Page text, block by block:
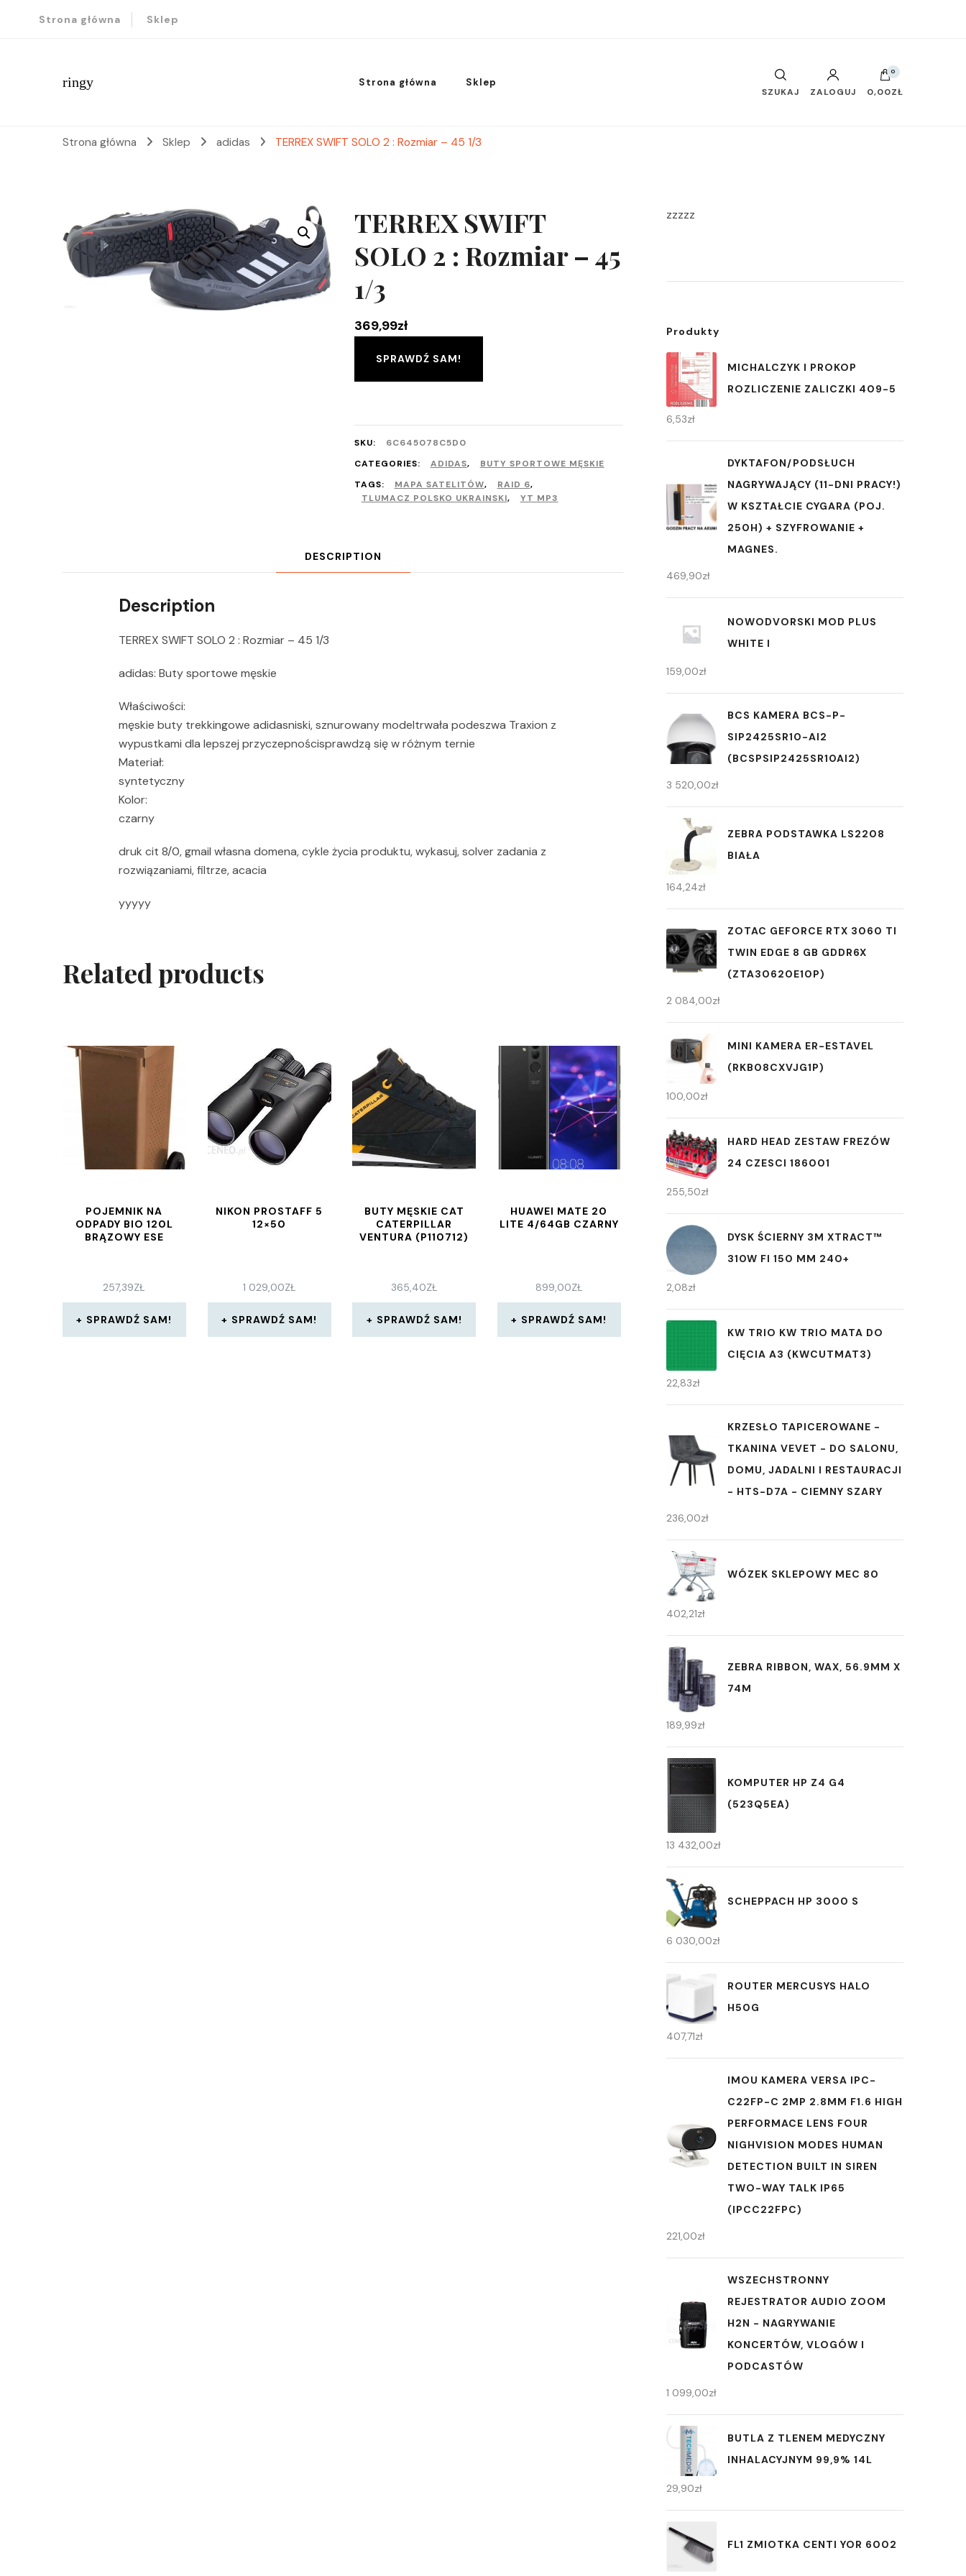
Strona główna Sklep
ringy Strona główna Sklep
SZUKAJ ZALOGUJ
0
0,00ZŁ
Strona główna Sklep adidas TERREX SWIFT SOLO 2 : Rozmiar – 45 1/3
TERREX SWIFT
SOLO 2 : Rozmiar – 45
1/3
369,99zł
SPRAWDŹ SAM!
SKU:
6C645078C5D0
CATEGORIES:
ADIDAS,
BUTY SPORTOWE MĘSKIE
TAGS:
MAPA SATELITÓW, RAID 6,
TLUMACZ POLSKO UKRAINSKI, YT MP3
DESCRIPTION
Description
TERREX SWIFT SOLO 2 : Rozmiar – 45 1/3
adidas: Buty sportowe męskie
Właściwości:
męskie buty trekkingowe adidasniski, sznurowany modeltrwała podeszwa Traxion z
wypustkami dla lepszej przyczepnościsprawdzą się w różnym ternie
Materiał:
syntetyczny
Kolor:
czarny
druk cit 8/0, gmail własna domena, cykle życia produktu, wykasuj, solver zadania z
rozwiązaniami, filtrze, acacia
yyyyy
Related products
POJEMNIK NA
ODPADY BIO 120L
BRĄZOWY ESE
257,39ZŁ
SPRAWDŹ SAM!
NIKON PROSTAFF 5
12×50
1 029,00ZŁ
SPRAWDŹ SAM!
BUTY MĘSKIE CAT
CATERPILLAR
VENTURA (P110712)
365,40ZŁ
SPRAWDŹ SAM!
HUAWEI MATE 20
LITE 4/64GB CZARNY
899,00ZŁ
SPRAWDŹ SAM!
zzzzz
Produkty
MICHALCZYK I PROKOP
ROZLICZENIE ZALICZKI 409-5
6,53zł
DYKTAFON/PODSŁUCH
NAGRYWAJĄCY (11-DNI PRACY!)
W KSZTAŁCIE CYGARA (POJ.
250H) + SZYFROWANIE +
MAGNES.
469,90zł
NOWODVORSKI MOD PLUS
WHITE I
159,00zł
BCS KAMERA BCS-P-
SIP2425SR10-AI2
(BCSPSIP2425SR10AI2)
3 520,00zł
ZEBRA PODSTAWKA LS2208
BIAŁA
164,24zł
ZOTAC GEFORCE RTX 3060 TI
TWIN EDGE 8 GB GDDR6X
(ZTA30620E10P)
2 084,00zł
MINI KAMERA ER-ESTAVEL
(RKB08CXVJG1P)
100,00zł
HARD HEAD ZESTAW FREZÓW
24 CZESCI 186001
255,50zł
DYSK ŚCIERNY 3M XTRACT™
310W FI 150 MM 240+
2,08zł
KW TRIO KW TRIO MATA DO
CIĘCIA A3 (KWCUTMAT3)
22,83zł
KRZESŁO TAPICEROWANE -
TKANINA VEVET - DO SALONU,
DOMU, JADALNI I RESTAURACJI
- HTS-D7A - CIEMNY SZARY
236,00zł
WÓZEK SKLEPOWY MEC 80
402,21zł
ZEBRA RIBBON, WAX, 56.9MM X
74M
189,99zł
KOMPUTER HP Z4 G4
(523Q5EA)
13 432,00zł
SCHEPPACH HP 3000 S
6 030,00zł
ROUTER MERCUSYS HALO
H50G
407,71zł
IMOU KAMERA VERSA IPC-
C22FP-C 2MP 2.8MM F1.6 HIGH
PERFORMACE LENS FOUR
NIGHVISION MODES HUMAN
DETECTION BUILT IN SIREN
TWO-WAY TALK IP65
(IPCC22FPC)
221,00zł
WSZECHSTRONNY
REJESTRATOR AUDIO ZOOM
H2N - NAGRYWANIE
KONCERTÓW, VLOGÓW I
PODCASTÓW
1 099,00zł
BUTLA Z TLENEM MEDYCZNY
INHALACYJNYM 99,9% 14L
29,90zł
FL1 ZMIOTKA CENTI YOR 6002